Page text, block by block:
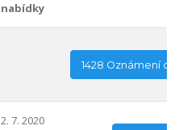
nabídky
1428 Oznámení o
2. 7. 2020